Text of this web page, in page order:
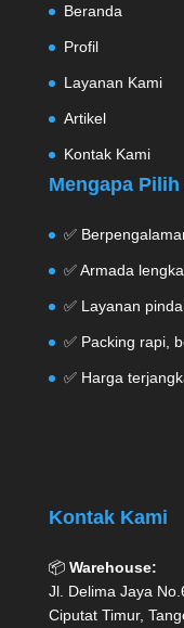
Beranda
Profil
Layanan Kami
Artikel
Kontak Kami
Mengapa Pilih
✅
✅ Armada
✅ Layanan
✅ Packing rapi,
✅ Harga
Kontak Kami
📦 Warehouse:
Jl. Delima Jaya
Ciputat Timur,